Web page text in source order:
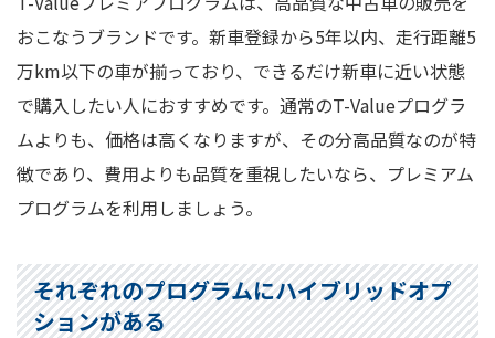
おこなうブランドです。新車登録から5年以内、走行距離5
万km以下の車が揃っており、できるだけ新車に近い状態
で購入したい人におすすめです。通常のT-Valueプログラ
ムよりも、価格は高くなりますが、その分高品質なのが特
徴であり、費用よりも品質を重視したいなら、プレミアム
プログラムを利用しましょう。
それぞれのプログラムにハイブリッドオプ
ションがある